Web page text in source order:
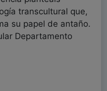
transcultural que,
su papel de antaño.
Departamento